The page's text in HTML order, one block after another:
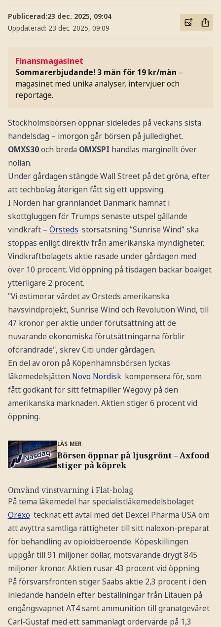
Publicerad:23 dec. 2025, 09:04
Uppdaterad: 23 dec. 2025, 09:09
Finansmagasinet
Sommarerbjudande! 3 mån för 19 kr/mån –
magasinet med unika analyser, intervjuer och
reportage.
Stockholmsbörsen öppnar sideledes på veckans sista
handelsdag – imorgon går börsen på julledighet.
OMXS30och breda OMXSPI handlas marginellt över
nollan.
Under gårdagen stängde Wall Street på det gröna, efter
att techbolag återigen fått sig ett uppsving.
I Norden har grannlandet Danmark hamnat i
skottgluggen för Trumps senaste utspel gällande
vindkraft – Örsteds storsatsning ”Sunrise Wind” ska
stoppas enligt direktiv från amerikanska myndigheter.
Vindkraftbolagets aktie rasade under gårdagen med
över 10 procent. Vid öppning på tisdagen backar boalget
ytterligare 2 procent.
"Vi estimerar värdet av Örsteds amerikanska
havsvindprojekt, Sunrise Wind och Revolution Wind, till
47 kronor per aktie under förutsättning att de
nuvarande ekonomiska förutsättningarna förblir
oförändrade", skrev Citi under gårdagen.
En del av oron på Köpenhamnsbörsen lyckas
läkemedelsjätten Novo Nordisk kompensera för, som
fått godkänt för sitt fetmapiller Wegovy på den
amerikanska marknaden. Aktien stiger 6 procent vid
öppning.
LÄS MER
Börsen öppnar på ljusgrönt – Axfood
stiger på köprek
Omvänd vinstvarning i Flat-bolag
På tema läkemedel har specialistläkemedelsbolaget
Orexo tecknat ett avtal med det Dexcel Pharma USA om
att avyttra samtliga rättigheter till sitt naloxon-preparat
för behandling av opioidberoende. Köpeskillingen
uppgår till 91 miljoner dollar, motsvarande drygt 845
miljoner kronor. Aktien rusar 43 procent vid öppning.
På försvarsfronten stiger Saabs aktie 2,3 procent i den
inledande handeln efter beställningar från Litauen på
engångsvapnet AT4 samt ammunition till granatgeväret
Carl-Gustaf med ett sammanlagt ordervärde på 1,3